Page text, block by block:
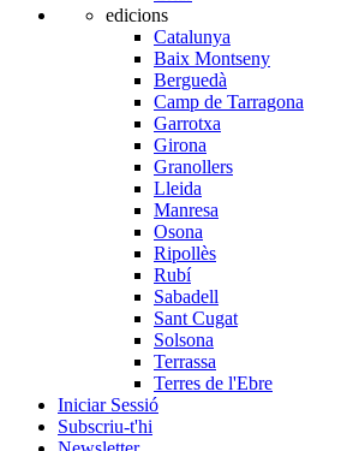
edicions
Catalunya
Baix Montseny
Berguedà
Camp de Tarragona
Garrotxa
Girona
Granollers
Lleida
Manresa
Osona
Ripollès
Rubí
Sabadell
Sant Cugat
Solsona
Terrassa
Terres de l'Ebre
Iniciar Sessió
Subscriu-t'hi